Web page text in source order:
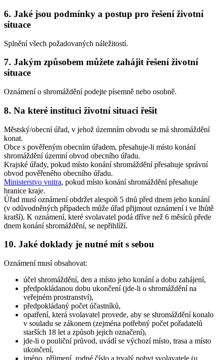
6. Jaké jsou podmínky a postup pro řešení životní
situace
Splnění všech požadovaných náležitostí.
7. Jakým způsobem můžete zahájit řešení životní
situace
Oznámení o shromáždění podejte písemně nebo osobně.
8. Na které instituci životní situaci řešit
Městský/obecní úřad, v jehož územním obvodu se má shromáždění
konat.
Obce s pověřeným obecním úřadem, přesahuje-li místo konání
shromáždění územní obvod obecního úřadu.
Krajské úřady, pokud místo konání shromáždění přesahuje správní
obvod pověřeného obecního úřadu.
Ministerstvo vnitra, pokud místo konání shromáždění přesahuje
hranice kraje.
Úřad musí oznámení obdržet alespoň 5 dnů před dnem jeho konání
(v odůvodněných případech může úřad přijmout oznámení i ve lhůtě
kratší). K oznámení, které svolavatel podá dříve než 6 měsíců přede
dnem konání shromáždění, se nepřihlíží.
10. Jaké doklady je nutné mít s sebou
Oznámení musí obsahovat:
účel shromáždění, den a místo jeho konání a dobu zahájení,
předpokládanou dobu ukončení (jde-li o shromáždění na
veřejném prostranství),
předpokládaný počet účastníků,
opatření, která svolavatel provede, aby se shromáždění konalo
v souladu se zákonem (zejména potřebný počet pořadatelů
starších 18 let a způsob jejich označení),
jde-li o pouliční průvod, uvádí se výchozí místo, trasa a místo
ukončení,
jméno, příjmení, rodné číslo a trvalý pobyt svolavatele (u